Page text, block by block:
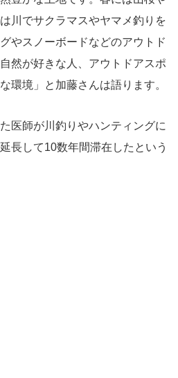
川でサクラマスやヤマメ釣りを
やスノーボードなどのアウトド
然が好きな人、アウトドアスポ
環境」と加藤さんは語ります。
医師が川釣りやハンティングに
長して10数年間滞在したという